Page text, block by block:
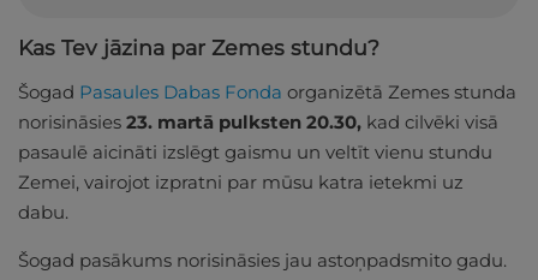
Kas Tev jāzina par Zemes stundu?
Šogad Pasaules Dabas Fonda organizētā Zemes stunda
norisināsies 23. martā pulksten 20.30, kad cilvēki visā
pasaulē aicināti izslēgt gaismu un veltīt vienu stundu
Zemei, vairojot izpratni par mūsu katra ietekmi uz
dabu.
Šogad pasākums norisināsies jau astoņpadsmito gadu.